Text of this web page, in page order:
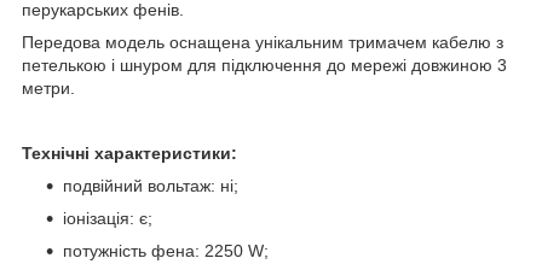
перукарських фенів.
Передова модель оснащена унікальним тримачем кабелю з
петелькою і шнуром для підключення до мережі довжиною 3
метри.
Технічні характеристики:
подвійний вольтаж: ні;
іонізація: є;
потужність фена: 2250 W;